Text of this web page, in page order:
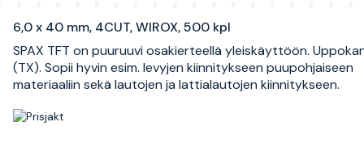
6,0 x 40 mm, 4CUT, WIROX, 500 kpl
SPAX TFT on puuruuvi osakierteellä yleiskäyttöön.
(TX). Sopii hyvin esim. levyjen kiinnitykseen puupohjaiseen
materiaaliin sekä lautojen ja lattialautojen kiinnitykseen.